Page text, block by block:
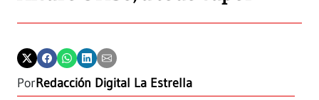
PorRedacción Digital La Estrella